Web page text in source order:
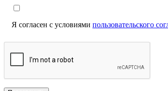
Я согласен с условиями пользовательского